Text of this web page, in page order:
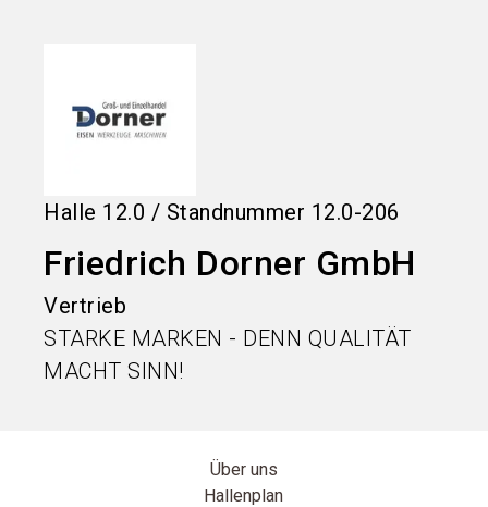
Halle 12.0 / Standnummer 12.0-206
Friedrich Dorner GmbH
Vertrieb
STARKE MARKEN - DENN QUALITÄT
MACHT SINN!
Über uns
Hallenplan